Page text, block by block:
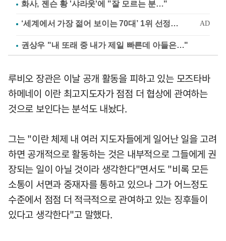
화사, 젠슨 황 '샤라웃'에 "잘 모르는 분…"
권상우 "내 또래 중 내가 제일 빠른데 아들은…"
루비오 장관은 이날 공개 활동을 피하고 있는 모즈타바
하메네이 이란 최고지도자가 점점 더 협상에 관여하는
것으로 보인다는 분석도 내놨다.
그는 "이란 체제 내 여러 지도자들에게 일어난 일을 고려
하면 공개적으로 활동하는 것은 내부적으로 그들에게 권
장되는 일이 아닐 것이라 생각한다"면서도 "비록 모든
소통이 서면과 중재자를 통하고 있으나 그가 어느정도
수준에서 점점 더 적극적으로 관여하고 있는 징후들이
있다고 생각한다"고 말했다.